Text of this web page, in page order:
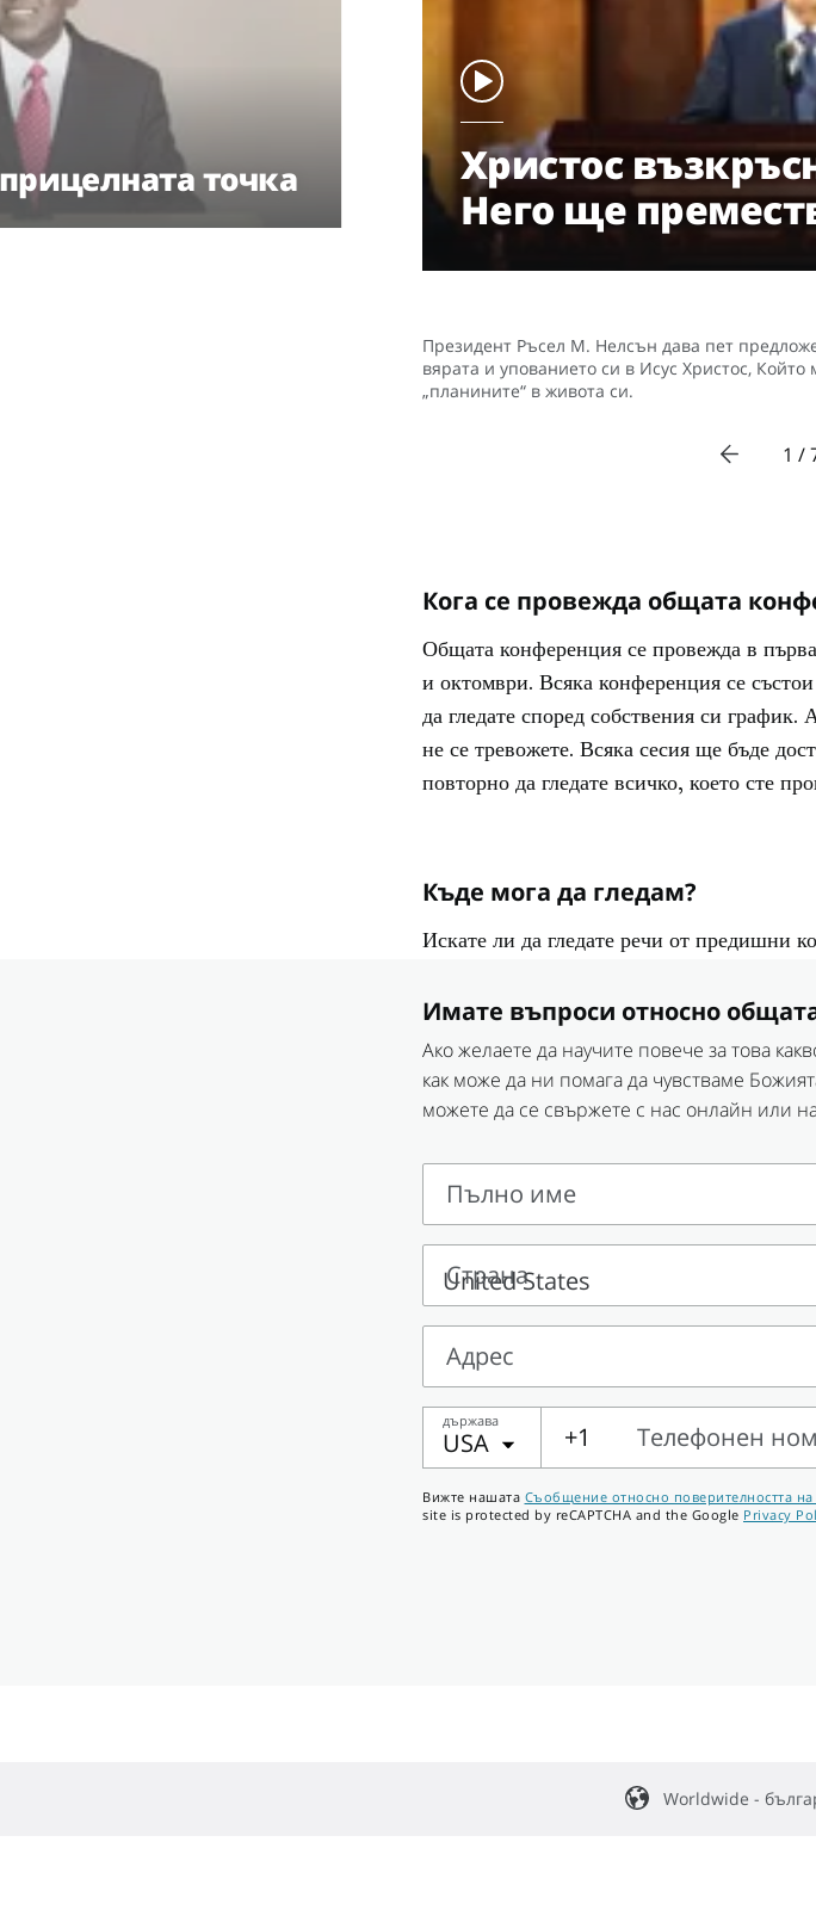
Христос
Него ще
Президент Ръсел М. Нелсън дава пет
вярата и упованието си в Исус Христос,
„планините“ в живота си.
точка
1 /
Кога се провежда общата
Общата конференция се провежда в
и октомври. Всяка конференция се
да гледате според собствения си график.
не се тревожете. Всяка сесия ще бъде
повторно да гледате всичко, което сте
Къде мога да гледам?
Искате ли да гледате речи от предишни
Имате въпроси относно
Ако желаете да научите повече за това
как може да ни помага да чувстваме
можете да се свържете с нас онлайн или
Пълно име
Пълно
име
Страна
Страна
Адрес
Адрес
държава
USA +1
Телефонен
номер
Вижте нашата Съобщение относно поверителността
site is protected by reCAPTCHA and the Google Privacy
Worldwide -